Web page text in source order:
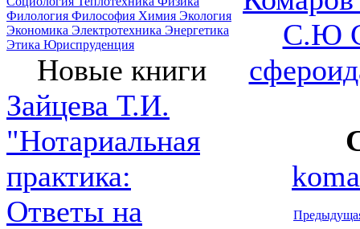
Филология Философия Химия Экология
Экономика Электротехника Энергетика
Этика Юриспруденция
Новые книги
Зайцева Т.И.
"Нотариальная
практика:
Ответы на
С.Ю